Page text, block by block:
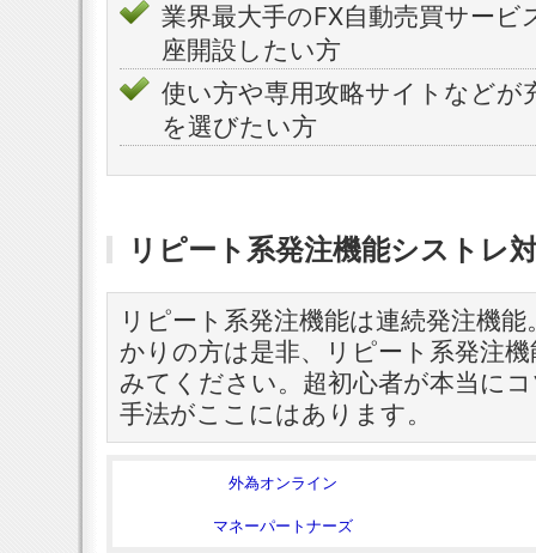
業界最大手のFX自動売買サービ
座開設したい方
使い方や専用攻略サイトなどが
を選びたい方
リピート系発注機能シストレ
リピート系発注機能は連続発注機
かりの方は是非、リピート系発注
みてください。超初心者が本当に
手法がここにはあります。
外為オンライン
マネーパートナーズ